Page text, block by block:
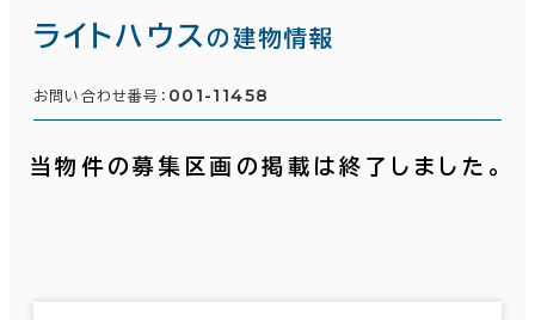
ライトハウスの建物情報
お問い合わせ番号： 001-11458
当物件の募集区画の掲載は終了しました。